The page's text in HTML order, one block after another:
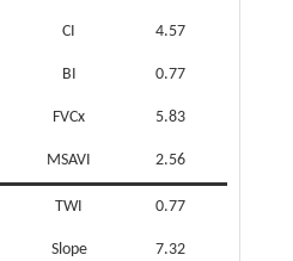
CI 4.57
BI 0.77
FVCx 5.83
MSAVI 2.56
TWI 0.77
Slope 7.32